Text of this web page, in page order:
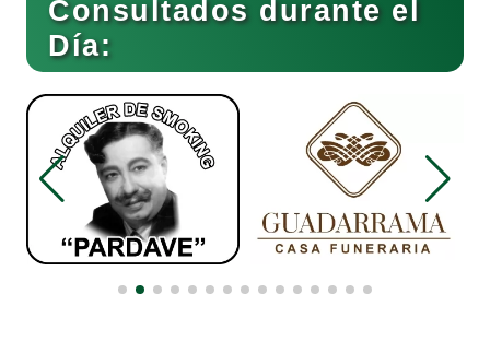
Bebidas
Belleza
Bordados y Estampados
Boutiques
Consultados durante el
Día: